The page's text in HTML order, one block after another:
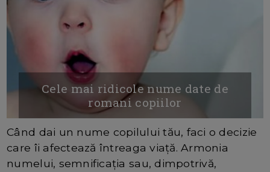
Cele mai ridicole nume date de
romani copiilor
Când dai un nume copilului tău, faci o decizie
care îi afectează întreaga viață. Armonia
numelui, semnificația sau, dimpotrivă,